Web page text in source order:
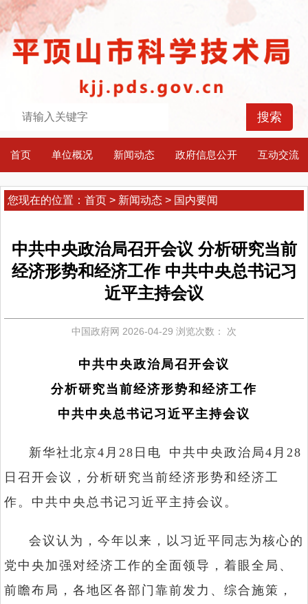
首页 单位概况 新闻动态 政府信息公开 互动交流
您现在的位置： 首页 > 新闻动态 > 国内要闻
中共中央政治局召开会议 分析研究当前
经济形势和经济工作 中共中央总书记习
近平主持会议
中国政府网 2026-04-29 浏览次数： 次
中共中央政治局召开会议
分析研究当前经济形势和经济工作
中共中央总书记习近平主持会议
新华社北京4月28日电 中共中央政治局4月28
日召开会议，分析研究当前经济形势和经济工
作。中共中央总书记习近平主持会议。
会议认为，今年以来，以习近平同志为核心的
党中央加强对经济工作的全面领导，着眼全局、
前瞻布局，各地区各部门靠前发力、综合施策，